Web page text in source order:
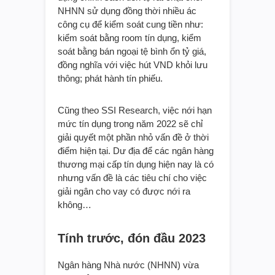
NHNN sử dụng đồng thời nhiều ác
công cụ để kiểm soát cung tiền như:
kiểm soát bằng room tín dụng, kiểm
soát bằng bán ngoại tệ bình ổn tỷ giá,
đồng nghĩa với việc hút VND khỏi lưu
thông; phát hành tín phiếu.
Cũng theo SSI Research, việc nới hạn
mức tín dụng trong năm 2022 sẽ chỉ
giải quyết một phần nhỏ vấn đề ở thời
điểm hiện tại. Dư địa để các ngân hàng
thương mại cấp tín dụng hiện nay là có
nhưng vấn đề là các tiêu chí cho việc
giải ngân cho vay có được nới ra
không…
Tính trước, đón đầu 2023
Ngân hàng Nhà nước (NHNN) vừa